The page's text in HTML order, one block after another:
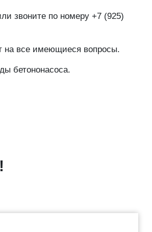
звоните по номеру +7 (925)
на все имеющиеся вопросы.
бетононасоса.